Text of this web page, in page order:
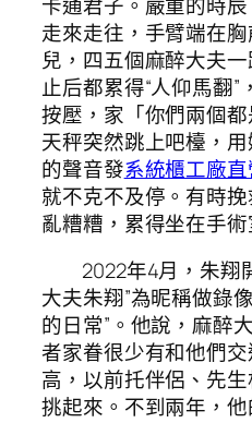
走來走往，手臂端在
兒，四五個麻醉大夫
止后都累得“人仰馬翻
按壓，家「你們兩個
天秤突然跳上吧檯，
的聲音發系統櫃工廠直
就不克不及停。有時
亂糟糟，累得坐在手術
2022年4月，朱翔
大夫朱翔”為昵稱做錄
的日常”。他說，麻醉
者家眷很少有和他們
高，以前托伴侶、先
挑起來。不到兩年，